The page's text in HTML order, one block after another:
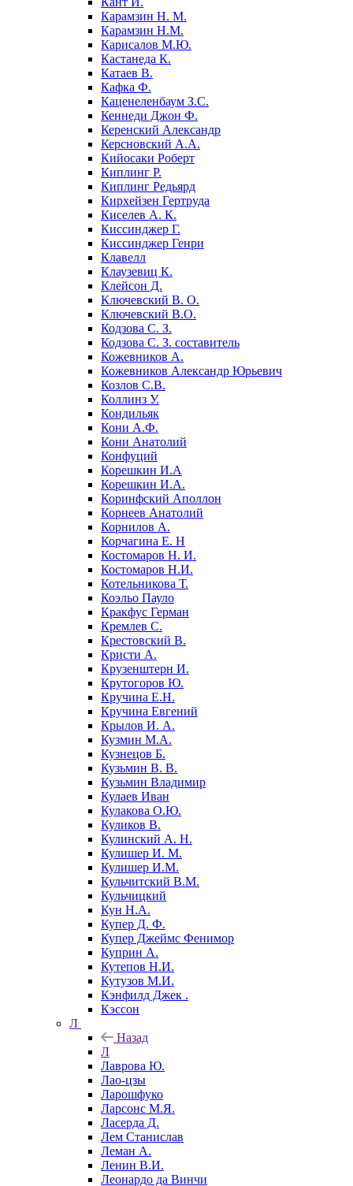
Карамзин Н. М.
Карамзин Н.М.
Карисалов М.Ю.
Кастанеда К.
Катаев В.
Кафка Ф.
Каценеленбаум З.С.
Кеннеди Джон Ф.
Керенский Александр
Керсновский А.А.
Кийосаки Роберт
Киплинг Р.
Киплинг Редьярд
Кирхейзен Гертруда
Киселев А. К.
Киссинджер Г.
Киссинджер Генри
Клавелл
Клаузевиц К.
Клейсон Д.
Ключевский В. О.
Ключевский В.О.
Кодзова С. З.
Кодзова С. З. составитель
Кожевников А.
Кожевников Александр Юрьевич
Козлов С.В.
Коллинз У.
Кондильяк
Кони А.Ф.
Кони Анатолий
Конфуций
Корешкин И.А
Корешкин И.А.
Коринфский Аполлон
Корнеев Анатолий
Корнилов А.
Корчагина Е. Н
Костомаров Н. И.
Костомаров Н.И.
Котельникова Т.
Коэльо Пауло
Кракфус Герман
Кремлев С.
Крестовский В.
Кристи А.
Крузенштерн И.
Крутогоров Ю.
Кручина Е.Н.
Кручина Евгений
Крылов И. А.
Кузмин М.А.
Кузнецов Б.
Кузьмин В. В.
Кузьмин Владимир
Кулаев Иван
Кулакова О.Ю.
Куликов В.
Кулинский А. Н.
Кулишер И. М.
Кулишер И.М.
Кульчитский В.М.
Кульчицкий
Кун Н.А.
Купер Д. Ф.
Купер Джеймс Фенимор
Куприн А.
Кутепов Н.И.
Кутузов М.И.
Кэнфилд Джек .
Кэссон
Л
Назад
Л
Лаврова Ю.
Лао-цзы
Ларошфуко
Ларсонс М.Я.
Ласерда Д.
Лем Станислав
Леман А.
Ленин В.И.
Леонардо да Винчи